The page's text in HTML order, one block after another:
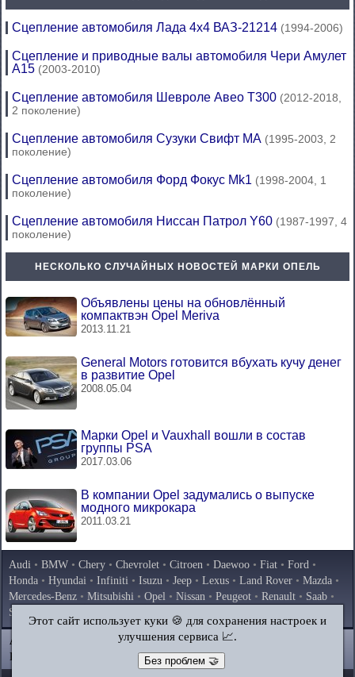
Сцепление автомобиля Лада 4х4 ВАЗ-21214 (1994-2006)
Сцепление и приводные валы автомобиля Чери Амулет
А15 (2003-2010)
Сцепление автомобиля Шевроле Авео Т300 (2012-2018,
2 поколение)
Сцепление автомобиля Сузуки Свифт МА (1995-2003, 2
поколение)
Сцепление автомобиля Форд Фокус Mk1 (1998-2004, 1
поколение)
Сцепление автомобиля Ниссан Патрол Y60 (1987-1997, 4
поколение)
НЕСКОЛЬКО СЛУЧАЙНЫХ НОВОСТЕЙ МАРКИ ОПЕЛЬ
Объявлены цены на обновлённый
компактвэн Opel Meriva
2013.11.21
General Motors готовится вбухать кучу денег
в развитие Opel
2008.05.04
Марки Opel и Vauxhall вошли в состав
группы PSA
2017.03.06
В компании Opel задумались о выпуске
модного микрокара
2011.03.21
Audi • BMW • Chery • Chevrolet • Citroen • Daewoo • Fiat • Ford •
Honda • Hyundai • Infiniti • Isuzu • Jeep • Lexus • Land Rover • Mazda •
Mercedes-Benz • Mitsubishi • Opel • Nissan • Peugeot • Renault • Saab •
Skoda
Volkswagen
AutoInstruction.ru © 2020–2026|Полная версия
Карта сайта
Контакты|Поиск по сайту
Этот сайт использует куки 🍪 для сохранения настроек и
улучшения сервиса 📈.
Без проблем 🤝